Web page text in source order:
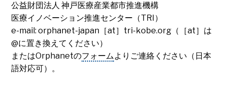
公益財団法人 神戸医療産業都市推進機構
医療イノベーション推進センター（TRI）
e-mail: orphanet-japan［at］tri-kobe.org（［at］は
@に置き換えてください）
またはOrphanetのフォームよりご連絡ください（日本
語対応可）。